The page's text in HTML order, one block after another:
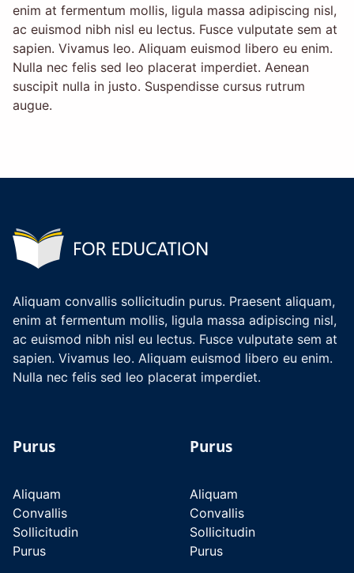
enim at fermentum mollis, ligula massa adipiscing nisl,
ac euismod nibh nisl eu lectus. Fusce vulputate sem at
sapien. Vivamus leo. Aliquam euismod libero eu enim.
Nulla nec felis sed leo placerat imperdiet. Aenean
suscipit nulla in justo. Suspendisse cursus rutrum
augue.
Aliquam convallis sollicitudin purus. Praesent aliquam,
enim at fermentum mollis, ligula massa adipiscing nisl,
ac euismod nibh nisl eu lectus. Fusce vulputate sem at
sapien. Vivamus leo. Aliquam euismod libero eu enim.
Nulla nec felis sed leo placerat imperdiet.
Purus
Aliquam
Convallis
Sollicitudin
Purus
Purus
Aliquam
Convallis
Sollicitudin
Purus